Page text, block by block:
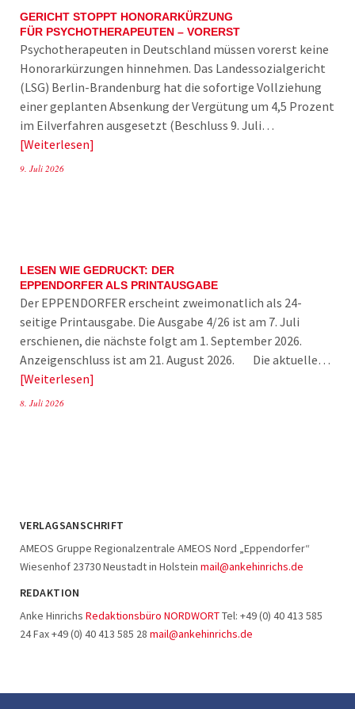
GERICHT STOPPT HONORARKÜRZUNG
FÜR PSYCHOTHERAPEUTEN – VORERST
Psychotherapeuten in Deutschland müssen vorerst keine
Honorarkürzungen hinnehmen. Das Landessozialgericht
(LSG) Berlin-Brandenburg hat die sofortige Vollziehung
einer geplanten Absenkung der Vergütung um 4,5 Prozent
im Eilverfahren ausgesetzt (Beschluss 9. Juli…
Weiterlesen
9. Juli 2026
LESEN WIE GEDRUCKT: DER
EPPENDORFER ALS PRINTAUSGABE
Der EPPENDORFER erscheint zweimonatlich als 24-
seitige Printausgabe. Die Ausgabe 4/26 ist am 7. Juli
erschienen, die nächste folgt am 1. September 2026.
Anzeigenschluss ist am 21. August 2026. Die aktuelle…
Weiterlesen
8. Juli 2026
VERLAGSANSCHRIFT
AMEOS Gruppe Regionalzentrale AMEOS Nord „Eppendorfer“
Wiesenhof 23730 Neustadt in Holstein mail@ankehinrichs.de
REDAKTION
Anke Hinrichs Redaktionsbüro NORDWORTTel: +49 (0) 40 413 585
24 Fax +49 (0) 40 413 585 28 mail@ankehinrichs.de